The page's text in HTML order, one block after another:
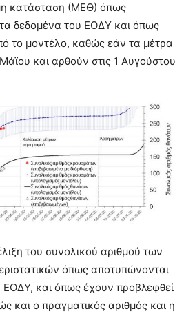
κατάσταση (ΜΕΘ) όπως
δεδομένα του ΕΟΔΥ και όπως
το μοντέλο, καθώς εάν τα μέτρα
και αρθούν στις 1 Αυγούστου
του συνολικού αριθμού των
όπως αποτυπώνονται
και όπως έχουν προβλεφθεί
και ο πραγματικός αριθμός και η